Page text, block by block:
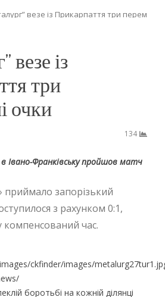
везе із Прикарпаття три
везе із
три
очки
134
Івано-Франківську пройшов матч
приймало запорізький
з рахунком 0:1,
час.
боротьбі на кожній ділянці